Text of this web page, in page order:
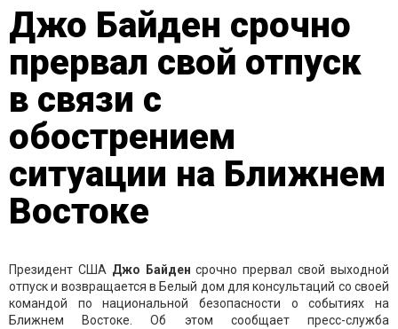
Джо Байден срочно
прервал свой отпуск
в связи с
обострением
ситуации на Ближнем
Востоке
Президент США Джо Байден срочно прервал свой выходной
отпуск и возвращается в Белый дом для консультаций со своей
командой по национальной безопасности о событиях на
Ближнем Востоке. Об этом сообщает пресс-служба